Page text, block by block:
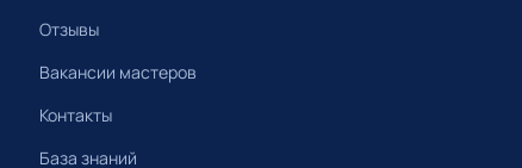
Отзывы
Вакансии мастеров
Контакты
База знаний